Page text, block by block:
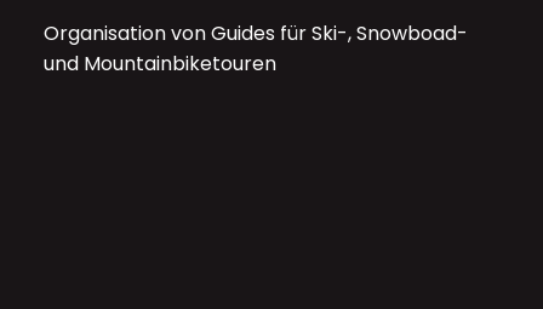
Organisation von Guides für Ski-, Snowboad-
und Mountainbiketouren